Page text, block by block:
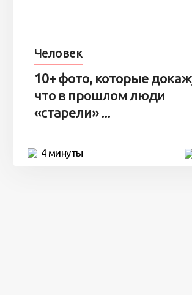
Человек
10+ фото, которые
что в прошлом люди
«старели» ...
4 минуты